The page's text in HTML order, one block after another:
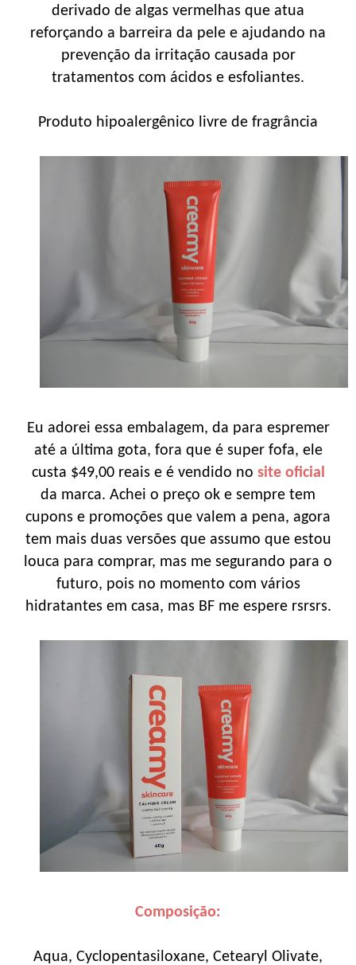
derivado de algas vermelhas que atua
reforçando a barreira da pele e ajudando na
prevenção da irritação causada por
tratamentos com ácidos e esfoliantes.
Produto hipoalergênico livre de fragrância
Eu adorei essa embalagem, da para espremer
até a última gota, fora que é super fofa, ele
custa $49,00 reais e é vendido no site oficial
da marca. Achei o preço ok e sempre tem
cupons e promoções que valem a pena, agora
tem mais duas versões que assumo que estou
louca para comprar, mas me segurando para o
futuro, pois no momento com vários
hidratantes em casa, mas BF me espere rsrsrs.
Composição:
Aqua, Cyclopentasiloxane, Cetearyl Olivate,